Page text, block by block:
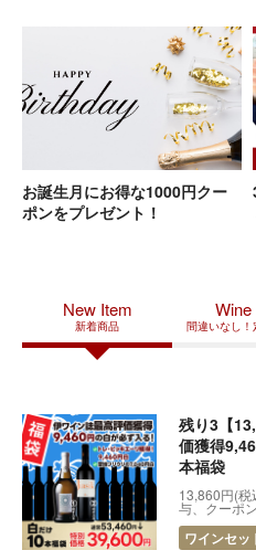
座のクラス会を開催
【重要】新しいVIP
2026.02.18
【両日満席】2016年
レオナルド氏と囲む
【セラーで寝かせた
土)のお知らせ
2026.01.19 社長ハヤシの自腹リ
2025.12.04
【お知らせ】九州地
2025.11.01
案内
2025.10.17
【10/20〆切】 40％
い！
2025.09.24 【5,830円お得に!】
お誕生月にお得な1000円クー
ポンをプレゼント！
New Item
新着商品
Wine
間違いなし！
残り3【
価獲得
本福袋
13,860円(税
与、クーポ
ワインセッ